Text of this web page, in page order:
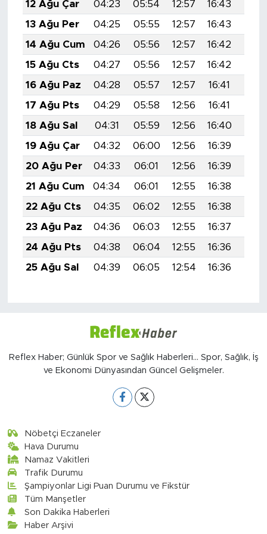
12 Ağu Çar
04:23 05:54 12:57 16:43
13 Ağu Per
04:25 05:55 12:57 16:43
14 Ağu Cum
04:26 05:56 12:57 16:42
15 Ağu Cts
04:27 05:56 12:57 16:42
16 Ağu Paz
04:28 05:57 12:57 16:41
17 Ağu Pts
04:29 05:58 12:56 16:41
18 Ağu Sal
04:31 05:59 12:56 16:40
19 Ağu Çar
04:32 06:00 12:56 16:39
20 Ağu Per
04:33 06:01 12:56 16:39
21 Ağu Cum
04:34 06:01 12:55 16:38
22 Ağu Cts
04:35 06:02 12:55 16:38
23 Ağu Paz
04:36 06:03 12:55 16:37
24 Ağu Pts
04:38 06:04 12:55 16:36
25 Ağu Sal
04:39 06:05 12:54 16:36
Reflex Haber; Günlük Spor ve Sağlık Haberleri... Spor, Sağlık, İş
ve Ekonomi Dünyasından Güncel Gelişmeler.
Nöbetçi Eczaneler
Hava Durumu
Namaz Vakitleri
Trafik Durumu
Şampiyonlar Ligi Puan Durumu ve Fikstür
Tüm Manşetler
Son Dakika Haberleri
Haber Arşivi